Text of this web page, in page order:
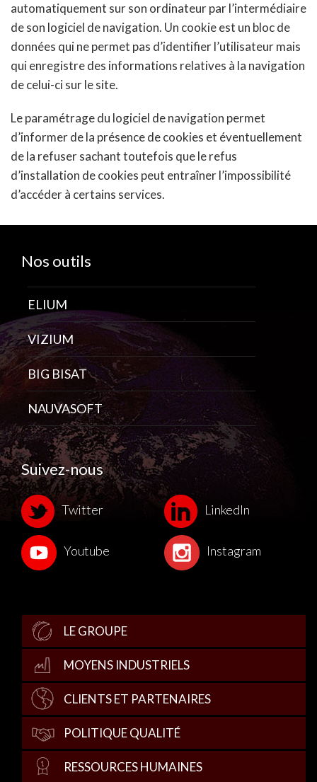
automatiquement sur son ordinateur par l’intermédiaire
de son logiciel de navigation. Un cookie est un bloc de
données qui ne permet pas d’identifier l’utilisateur mais
qui enregistre des informations relatives à la navigation
de celui-ci sur le site.
Le paramétrage du logiciel de navigation permet
d’informer de la présence de cookies et éventuellement
de la refuser sachant toutefois que le refus
d’installation de cookies peut entraîner l’impossibilité
d’accéder à certains services.
Nos outils
ELIUM
VIZIUM
BIG BISAT
NAUVASOFT
Suivez-nous
Twitter LinkedIn
Youtube Instagram
LE GROUPE
MOYENS INDUSTRIELS
CLIENTS ET PARTENAIRES
POLITIQUE QUALITÉ
RESSOURCES HUMAINES